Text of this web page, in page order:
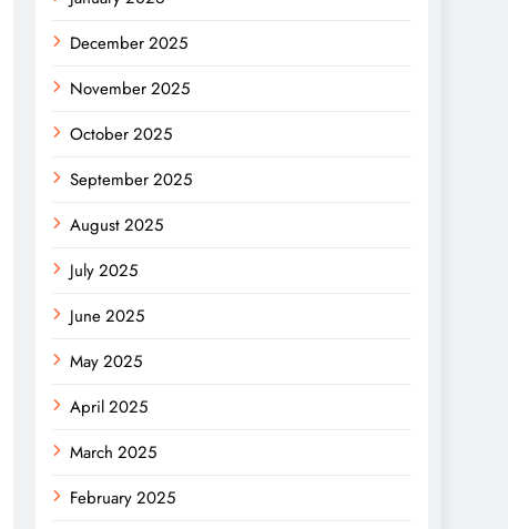
December 2025
November 2025
October 2025
September 2025
August 2025
July 2025
June 2025
May 2025
April 2025
March 2025
February 2025